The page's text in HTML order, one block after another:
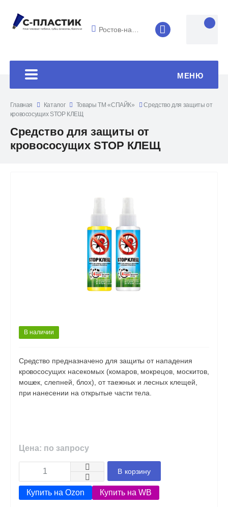
Ростов-на-Дону 8 (4852) 33-
МЕНЮ
Главная Каталог Товары ТМ «СПАЙК»
Средство для защиты от
кровососущих STOP КЛЕЩ
Средство для защиты от
кровососущих STOP КЛЕЩ
В наличии
Средство предназначено для защиты от нападения
кровососущих насекомых (комаров, мокрецов, москитов,
мошек, слепней, блох), от таежных и лесных клещей,
при нанесении на открытые части тела.
Цена: по запросу
В корзину
Купить на Ozon Купить на WB